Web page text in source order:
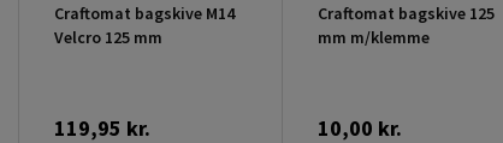
Craftomat bagskive M14
Velcro 125 mm
119,95 kr.
Craftomat bagskive 125
mm m/klemme
10,00 kr.